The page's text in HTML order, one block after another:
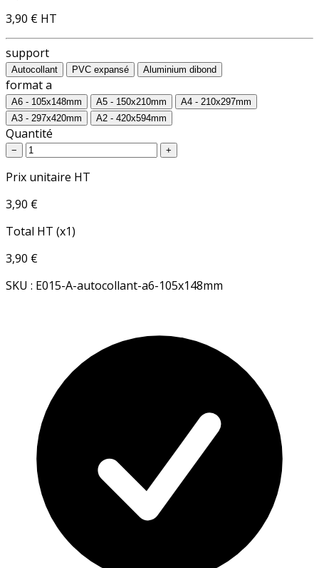
3,90 € HT
support
Autocollant PVC expansé Aluminium dibond
format a
A6 - 105x148mm A5 - 150x210mm
A4 - 210x297mm
A3 - 297x420mm
A2 - 420x594mm
Quantité
− +
Prix unitaire HT
3,90 €
Total HT (x1)
3,90 €
SKU : E015-A-autocollant-a6-105x148mm